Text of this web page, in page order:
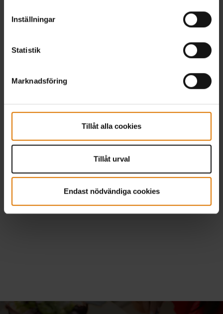
Inställningar
Statistik
Marknadsföring
Tillåt alla cookies
Tillåt urval
Endast nödvändiga cookies
Upp till 15 års garanti